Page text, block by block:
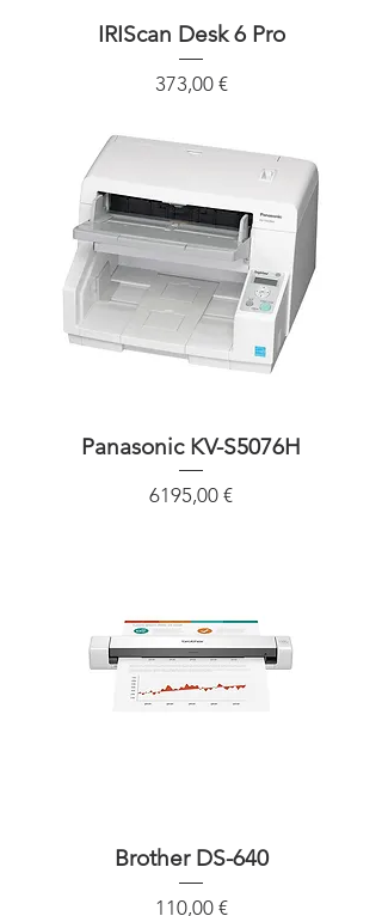
IRIScan Desk 6 Pro
Precio
373,00 €
Panasonic KV-S5076H
Precio
6195,00 €
Brother DS-640
Precio
110,00 €